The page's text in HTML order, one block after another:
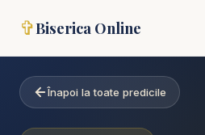
✞Biserica Online
Înapoi la toate predicile